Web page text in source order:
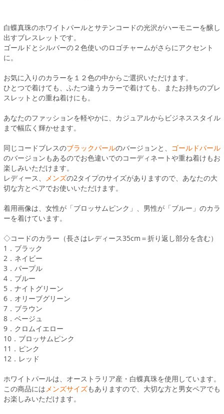
白蝶真珠のホワイトパールとサテンコードの光沢がハーモニーを醸し
出すブレスレットです。
ゴールドとシルバーの２色使いのロゴチャームがさらにアクセント
に。
お気に入りのカラーを１２色の中からご選択いただけます。
ひとつで着けても、ふたつ違うカラーで着けても、またお持ちのブレ
スレットとの重ね着けにも。
あなたのファッションを軽やかに、カジュアルからビジネススタイル
まで幅広く輝かせます。
同じコードブレスのブラックパールのバージョンと、 ゴールドパール
のバージョンもあるのでお色違いでのコーディネートや重ね着けもお
楽しみいただけます。
レディース、
メンズの2タイプのサイズがありますので、あなたの大
切な方とペアでお使いいただけます。
着用画像は、女性が「ブロッサムピンク」、男性が「ブルー」のカラ
ーを着けています。
◇コードのカラー（長さはレディース35cm＝折り返し部分を含む）
1．ブラック
2．ネイビー
3．パープル
4．ブルー
5．ナイトグリーン
6．オリーブグリーン
7．ブラウン
8．ベージュ
9．クロムイエロー
10．ブロッサムピンク
11．ピンク
12．レッド
ホワイトパールは、オーストラリア産・白蝶真珠を使用しています。
この商品にはメンズサイズもありますので、大切な方と男女ペアでも
お楽しみいただけます。